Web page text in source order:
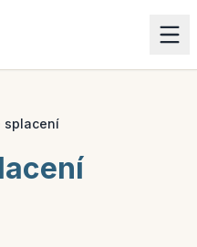
splacení